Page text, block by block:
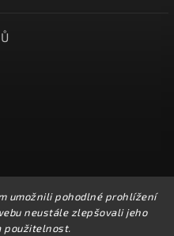
umožnili pohodlné prohlížení
neustále zlepšovali jeho
použitelnost.